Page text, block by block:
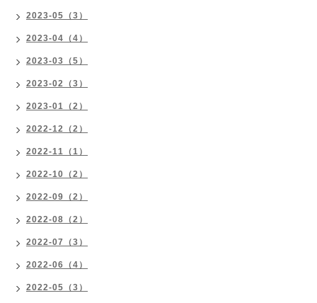
2023-05（3）
2023-04（4）
2023-03（5）
2023-02（3）
2023-01（2）
2022-12（2）
2022-11（1）
2022-10（2）
2022-09（2）
2022-08（2）
2022-07（3）
2022-06（4）
2022-05（3）